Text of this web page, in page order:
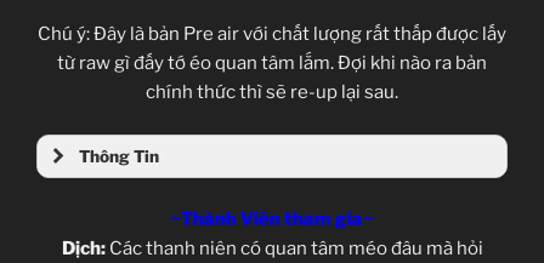
Chú ý: Đây là bản Pre air với chất lượng rất thấp được lấy
từ raw gì đấy tớ éo quan tâm lắm. Đợi khi nào ra bản
chính thức thì sẽ re-up lại sau.
Thông Tin
~Thành Viên tham gia~
Dịch: Các thanh niên có quan tâm méo đâu mà hỏi